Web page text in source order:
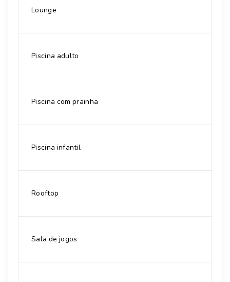
Lounge
Piscina adulto
Piscina com prainha
Piscina infantil
Rooftop
Sala de jogos